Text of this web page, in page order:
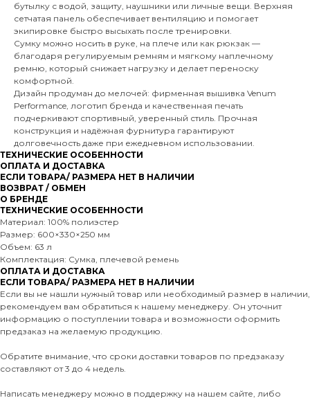
бутылку с водой, защиту, наушники или личные вещи. Верхняя
сетчатая панель обеспечивает вентиляцию и помогает
экипировке быстро высыхать после тренировки.
Сумку можно носить в руке, на плече или как рюкзак —
благодаря регулируемым ремням и мягкому наплечному
ремню, который снижает нагрузку и делает переноску
комфортной.
Дизайн продуман до мелочей: фирменная вышивка Venum
Performance, логотип бренда и качественная печать
подчеркивают спортивный, уверенный стиль. Прочная
конструкция и надёжная фурнитура гарантируют
долговечность даже при ежедневном использовании.
ТЕХНИЧЕСКИЕ ОСОБЕННОСТИ
ОПЛАТА И ДОСТАВКА
ЕСЛИ ТОВАРА/ РАЗМЕРА НЕТ В НАЛИЧИИ
ВОЗВРАТ / ОБМЕН
О БРЕНДЕ
ТЕХНИЧЕСКИЕ ОСОБЕННОСТИ
Материал: 100% полиэстер
Размер: 600×330×250 мм
Объем: 63 л
Комплектация: Сумка, плечевой ремень
ОПЛАТА И ДОСТАВКА
ЕСЛИ ТОВАРА/ РАЗМЕРА НЕТ В НАЛИЧИИ
Если вы не нашли нужный товар или необходимый размер в наличии,
рекомендуем вам обратиться к нашему менеджеру. Он уточнит
информацию о поступлении товара и возможности оформить
предзаказ на желаемую продукцию.
Обратите внимание, что сроки доставки товаров по предзаказу
составляют от 3 до 4 недель.
Написать менеджеру можно в поддержку на нашем сайте, либо